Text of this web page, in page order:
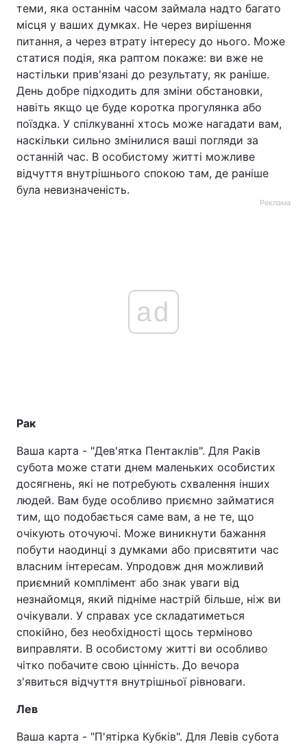
теми, яка останнім часом займала надто багато
місця у ваших думках. Не через вирішення
питання, а через втрату інтересу до нього. Може
статися подія, яка раптом покаже: ви вже не
настільки прив'язані до результату, як раніше.
День добре підходить для зміни обстановки,
навіть якщо це буде коротка прогулянка або
поїздка. У спілкуванні хтось може нагадати вам,
наскільки сильно змінилися ваші погляди за
останній час. В особистому житті можливе
відчуття внутрішнього спокою там, де раніше
була невизначеність.
Реклама
ad
Рак
Ваша карта - "Дев'ятка Пентаклів". Для Раків
субота може стати днем маленьких особистих
досягнень, які не потребують схвалення інших
людей. Вам буде особливо приємно займатися
тим, що подобається саме вам, а не те, що
очікують оточуючі. Може виникнути бажання
побути наодинці з думками або присвятити час
власним інтересам. Упродовж дня можливий
приємний комплімент або знак уваги від
незнайомця, який підніме настрій більше, ніж ви
очікували. У справах усе складатиметься
спокійно, без необхідності щось терміново
виправляти. В особистому житті ви особливо
чітко побачите свою цінність. До вечора
з'явиться відчуття внутрішньої рівноваги.
Лев
Ваша карта - "П'ятірка Кубків". Для Левів субота